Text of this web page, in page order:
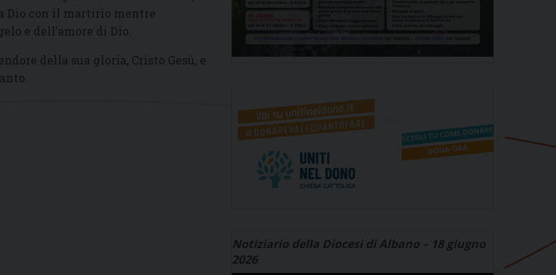
Dio con il martirio mentre
e dell’amore di Dio.
della sua gloria, Cristo Gesù, e
Notiziario della Diocesi di Albano – 18 giugno
2026